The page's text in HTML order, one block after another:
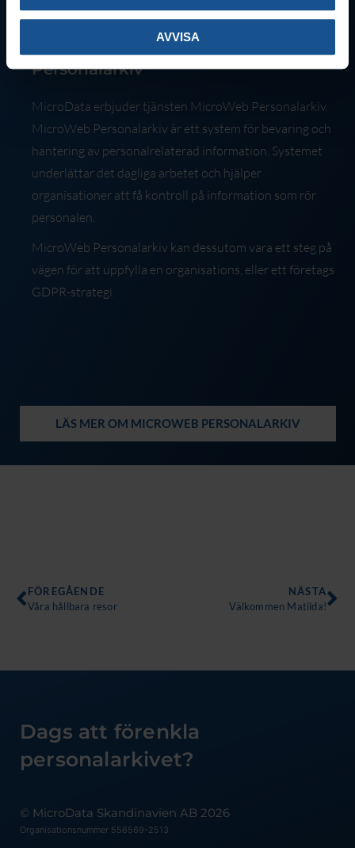
AVVISA
Personalarkiv
MicroData erbjuder tjänsten MicroWeb Personalarkiv.
MicroWeb Personalarkiv är ett system för bevaring och
hantering av personalrelaterad information. Systemet
underlättar det dagliga arbetet och hjälper
organisationer att få kontroll på information som rör
personalen.
MicroWeb Personalarkiv kan dessutom vara ett steg på
vägen för att uppfylla en organisations, eller ett företags
GDPR-strategi.
LÄS MER OM MICROWEB PERSONALARKIV
Föregående
FÖREGÅENDE
Våra hållbara resor
NÄSTA
Välkommen Matilda!
Dags att förenkla
personalarkivet?
© MicroData Skandinavien AB 2026
Organisationsnummer 556569-2513